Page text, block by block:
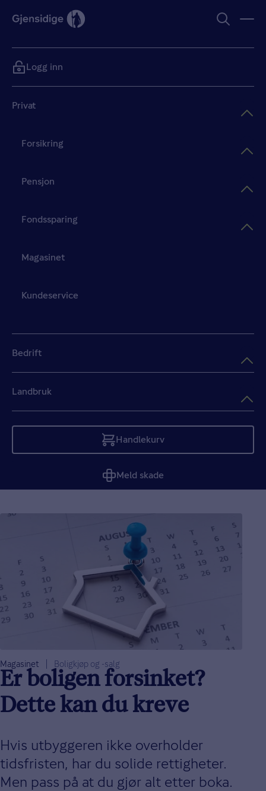
Privat
Forsikring
Pensjon
Fondssparing
Magasinet
Kundeservice
Bedrift
Landbruk
Handlekurv
Tom
Meld skade
Logg inn
Magasinet Boligkjøp og -salg
Er boligen forsinket?
Dette kan du kreve
Hvis utbyggeren ikke overholder
tidsfristen, har du solide rettigheter.
Men pass på at du gjør alt etter boka.